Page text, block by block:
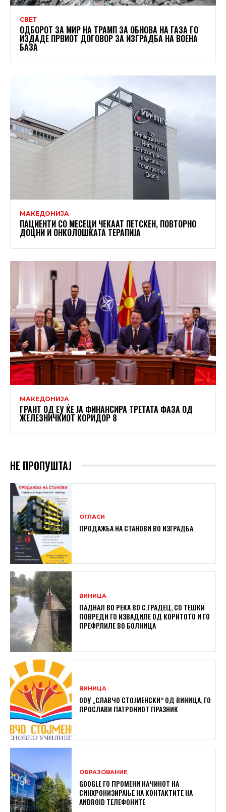
СВЕТ
ОДБОРОТ ЗА МИР НА ТРАМП ЗА ОБНОВА НА ГАЗА ГО
ИЗДАДЕ ПРВИОТ ДОГОВОР ЗА ИЗГРАДБА НА ВОЕНА
БАЗА
МАКЕДОНИЈА
ПАЦИЕНТИ СО МЕСЕЦИ ЧЕКААТ ПЕТСКЕН, ПОВТОРНО
ДОЦНИ И ОНКОЛОШКАТА ТЕРАПИЈА
МАКЕДОНИЈА
ГРАНТ ОД ЕУ ЌЕ ЈА ФИНАНСИРА ТРЕТАТА ФАЗА ОД
ЖЕЛЕЗНИЧКИОТ КОРИДОР 8
НЕ ПРОПУШТАЈ
ОГЛАСИ
ПРОДАЖБА НА СТАНОВИ ВО ИЗГРАДБА
ВИНИЦА
ПАДНАЛ ВО РЕКА ВО С.ГРАДЕЦ, СО ТЕШКИ
ПОВРЕДИ ГО ИЗВАДИЛЕ ОД КОРИТОТО И ГО
ПРЕФРЛИЛЕ ВО БОЛНИЦА
ВИНИЦА
ООУ „СЛАВЧО СТОЈМЕНСКИ“ ОД ВИНИЦА, ГО
ПРОСЛАВИ ПАТРОНИОТ ПРАЗНИК
ОБРАЗОВАНИЕ
GOOGLE ГО ПРОМЕНИ НАЧИНОТ НА
СИНХРОНИЗИРАЊЕ НА КОНТАКТИТЕ НА
ANDROID ТЕЛЕФОНИТЕ